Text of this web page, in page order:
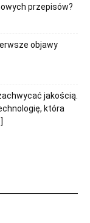
przepisów?
objawy
jakością.
która